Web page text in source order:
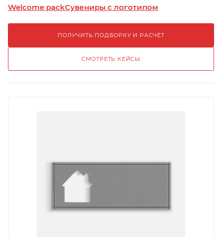
Welcome packСувениры с логотипом
ПОЛУЧИТЬ ПОДБОРКУ И РАСЧЁТ
СМОТРЕТЬ КЕЙСЫ